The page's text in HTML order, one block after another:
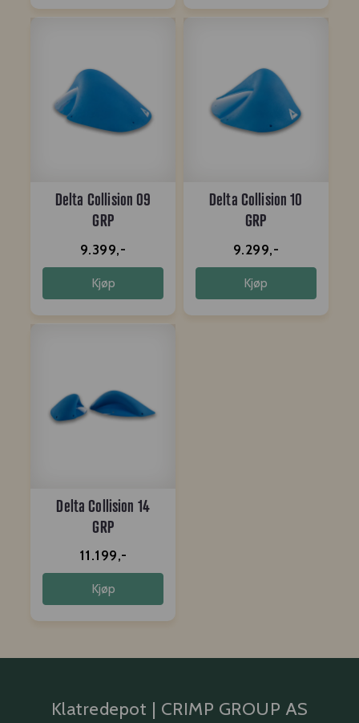
Delta Collision 09
GRP
9.399,-
Kjøp
Delta Collision 10
GRP
9.299,-
Kjøp
Delta Collision 14
GRP
11.199,-
Kjøp
Klatredepot | CRIMP GROUP AS